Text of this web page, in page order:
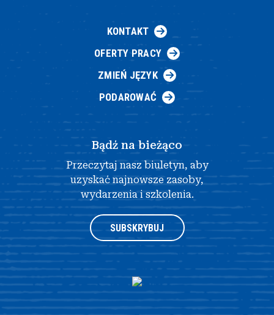
KONTAKT
OFERTY PRACY
ZMIEŃ JĘZYK
PODAROWAĆ
Bądź na bieżąco
Przeczytaj nasz biuletyn, aby
uzyskać najnowsze zasoby,
wydarzenia i szkolenia.
SUBSKRYBUJ